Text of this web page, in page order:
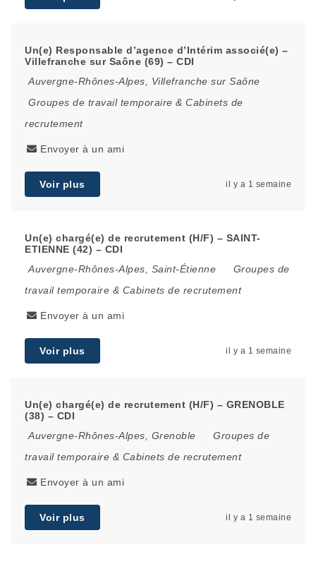
Un(e) Responsable d’agence d’Intérim associé(e) –
Villefranche sur Saône (69) – CDI
Auvergne-Rhônes-Alpes
Villefranche sur Saône
Groupes de travail temporaire & Cabinets de
recrutement
Envoyer à un ami
Voir plus il y a 1 semaine
Un(e) chargé(e) de recrutement (H/F) – SAINT-
ETIENNE (42) – CDI
Auvergne-Rhônes-Alpes
Saint-Étienne
Groupes de
travail temporaire & Cabinets de recrutement
Envoyer à un ami
Voir plus il y a 1 semaine
Un(e) chargé(e) de recrutement (H/F) – GRENOBLE
(38) – CDI
Auvergne-Rhônes-Alpes
Grenoble
Groupes de
travail temporaire & Cabinets de recrutement
Envoyer à un ami
Voir plus il y a 1 semaine